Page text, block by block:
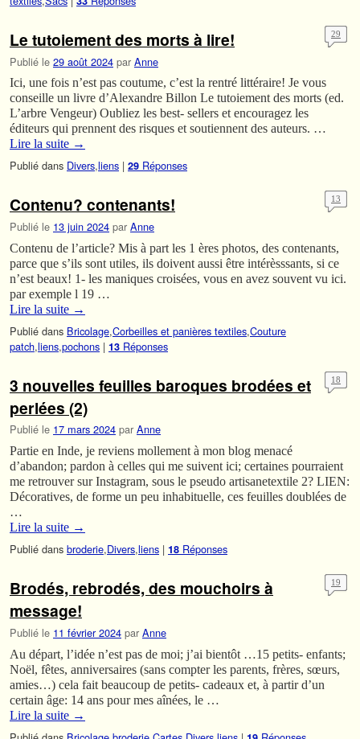
Le tutoiement des morts à lire!
Publié le 29 août 2024 par Anne
29
Ici, une fois n’est pas coutume, c’est la rentré littéraire! Je vous
conseille un livre d’Alexandre Billon Le tutoiement des morts (ed.
L’arbre Vengeur) Oubliez les best- sellers et encouragez les
éditeurs qui prennent des risques et soutiennent des auteurs. …
Lire la suite →
Publié dans Divers,liens | 29 Réponses
Contenu? contenants!
Publié le 13 juin 2024 par Anne
13
Contenu de l’article? Mis à part les 1 ères photos, des contenants,
parce que s’ils sont utiles, ils doivent aussi être intérèsssants, si ce
n’est beaux! 1- les maniques croisées, vous en avez souvent vu ici.
par exemple l 19 …
Lire la suite →
Publié dans Bricolage,Corbeilles et panières textiles,Couture
patch,liens,pochons | 13 Réponses
3 nouvelles feuilles baroques brodées et
perlées (2)
Publié le 17 mars 2024 par Anne
18
Partie en Inde, je reviens mollement à mon blog menacé
d’abandon; pardon à celles qui me suivent ici; certaines pourraient
me retrouver sur Instagram, sous le pseudo artisanetextile 2? LIEN:
Décoratives, de forme un peu inhabituelle, ces feuilles doublées de
…
Lire la suite →
Publié dans broderie,Divers,liens | 18 Réponses
Brodés, rebrodés, des mouchoirs à
message!
Publié le 11 février 2024 par Anne
19
Au départ, l’idée n’est pas de moi; j’ai bientôt …15 petits- enfants;
Noël, fêtes, anniversaires (sans compter les parents, frères, sœurs,
amies…) cela fait beaucoup de petits- cadeaux et, à partir d’un
certain âge: 14 ans pour mes aînées, le …
Lire la suite →